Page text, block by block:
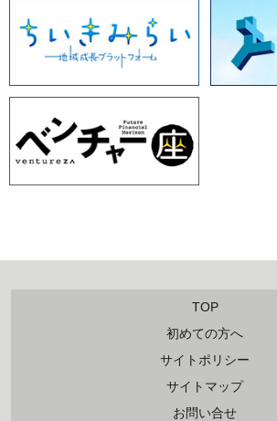
TOP
初めての方へ
サイトポリシー
サイトマップ
お問い合せ